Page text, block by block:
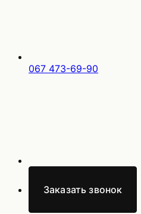
067 473-69-90
Заказать звонок